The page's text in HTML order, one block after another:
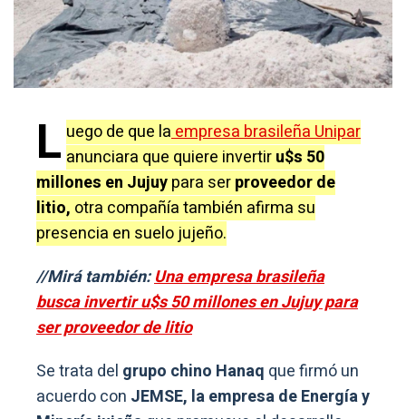
L uego de que laempresa brasileña Unipar
anunciara que quiere invertiru$s 50
millones en Jujuypara serproveedor de
litio, otra compañía también afirma su
presencia en suelo jujeño.
//Mirá también:Una empresa brasileña
busca invertir u$s 50 millones en Jujuy para
ser proveedor de litio
Se trata del grupo chino Hanaq que firmó un
acuerdo con JEMSE, la empresa de Energía y